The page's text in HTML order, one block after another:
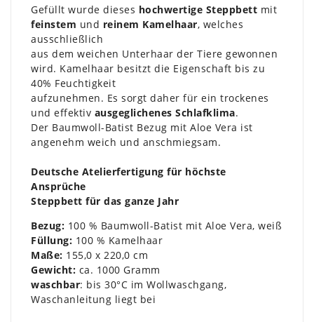
Gefüllt wurde dieses hochwertige Steppbett mit
feinstem und reinem Kamelhaar, welches
ausschließlich
aus dem weichen Unterhaar der Tiere gewonnen
wird. Kamelhaar besitzt die Eigenschaft bis zu
40% Feuchtigkeit
aufzunehmen. Es sorgt daher für ein trockenes
und effektiv ausgeglichenes Schlafklima.
Der Baumwoll-Batist Bezug mit Aloe Vera ist
angenehm weich und anschmiegsam.
Deutsche Atelierfertigung für höchste
Ansprüche
Steppbett für das ganze Jahr
Bezug: 100 % Baumwoll-Batist mit Aloe Vera, weiß
Füllung: 100 % Kamelhaar
Maße: 155,0 x 220,0 cm
Gewicht: ca. 1000 Gramm
waschbar: bis 30°C im Wollwaschgang,
Waschanleitung liegt bei